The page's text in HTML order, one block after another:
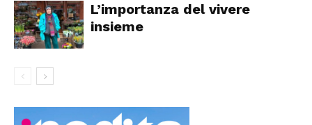
L’importanza del vivere
insieme